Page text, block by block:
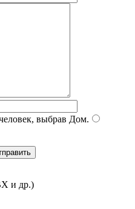
выбрав Дом.
и др.)